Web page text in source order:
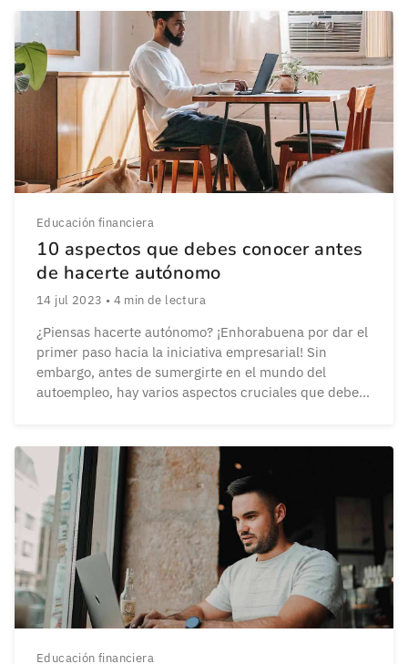
Educación financiera
10 aspectos que debes conocer antes
de hacerte autónomo
14 jul 2023 • 4 min de lectura
¿Piensas hacerte autónomo? ¡Enhorabuena por dar el
primer paso hacia la iniciativa empresarial! Sin
embargo, antes de sumergirte en el mundo del
autoempleo, hay varios aspectos cruciales que debes
cuenta antes de embarcarte en tu viaje para
convertirte en profesional autónomo. 1. […]
Educación financiera